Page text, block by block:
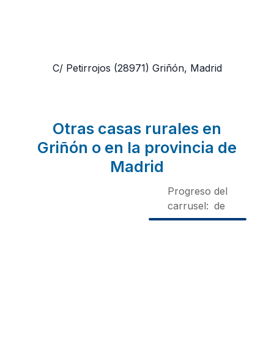
C/ Petirrojos (28971) Griñón, Madrid
Otras casas rurales en
Griñón o en la provincia de
Madrid
Progreso del
carrusel: de